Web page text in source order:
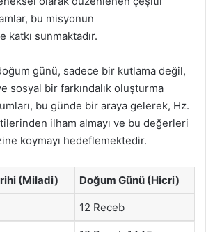
bu misyonun
sunmaktadır.
günü, sadece bir kutlama değil,
sosyal bir farkındalık oluşturma
bu günde bir araya gelerek, Hz.
ilham almayı ve bu değerleri
koymayı hedeflemektedir.
(Miladi) Doğum Günü (Hicri)
12 Receb